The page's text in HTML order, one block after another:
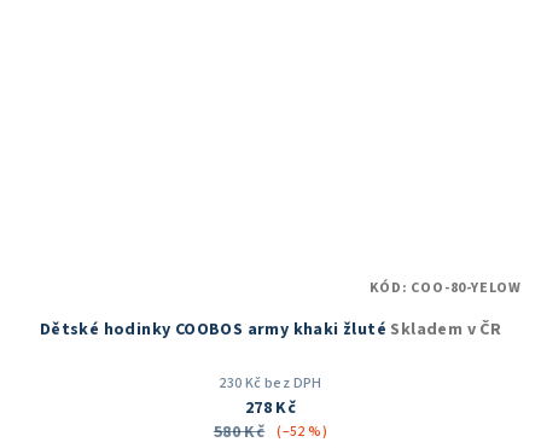
Dětské hodinky COOBOS army khaki žluté Skladem v ČR
230 Kč bez DPH
278 Kč
580 Kč (–52 %)
KÓD: COO-80-YELOW